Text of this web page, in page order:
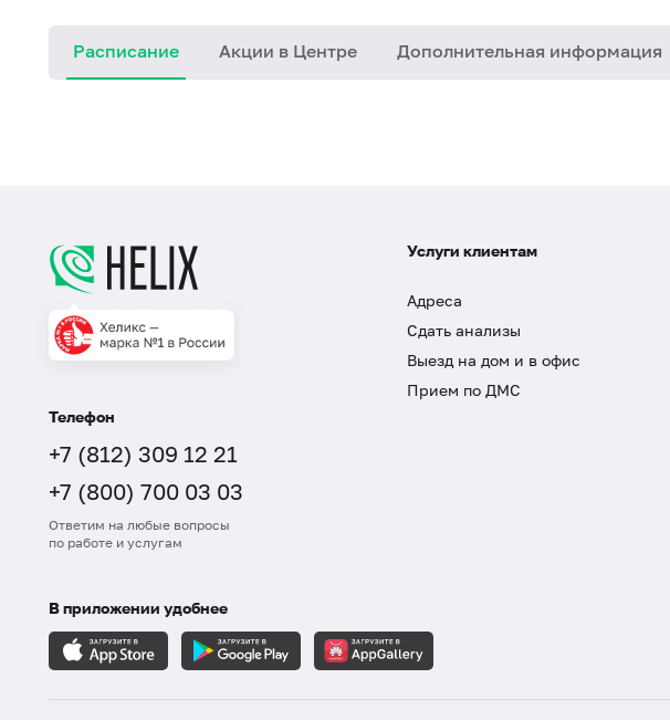
Расписание Акции в Центре Дополнительная информация
Телефон
+7 (812) 309 12 21
+7 (800) 700 03 03
Ответим на любые вопросы
по работе и услугам
Услуги клиентам
Адреса
Сдать анализы
Выезд на дом и в офис
Прием по ДМС
В приложении удобнее